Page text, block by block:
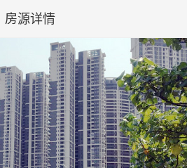
房源详情